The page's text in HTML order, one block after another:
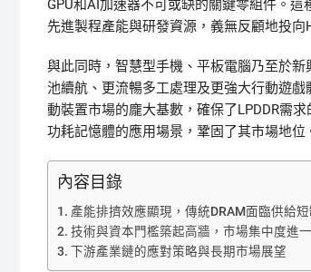
GPU和AI加速器不可或缺的關鍵零組件。
先進製程產能與研發資源，義無反顧地投向
與此同時，智慧型手機、平板電腦乃至於
池續航、更流暢多工處理及更強大行動遊戲
動裝置市場的龐大基數，確保了LPDDR需
功耗記憶體的應用場景，鞏固了其市場地位
內容目錄
產能排擠效應顯現，傳統DRAM面臨供給
技術與資本門檻築起高牆，市場集中度進
下游產業鏈的應對策略與長期市場展望